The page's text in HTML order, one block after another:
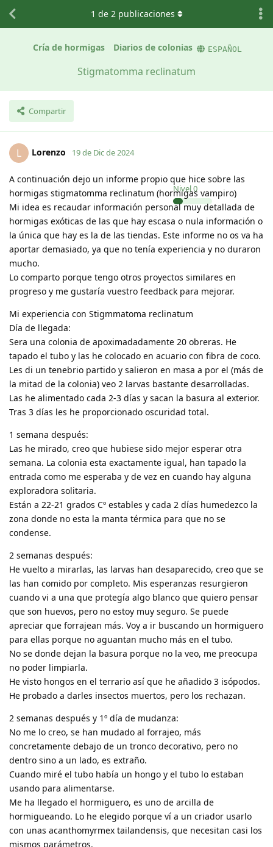
Cría de hormigas Diarios de colonias ESPAÑOL
Stigmatomma reclinatum
Compartir
1 de 2publicaciones
L Lorenzo
Nivel0
19 de Dic de 2024
A continuación dejo un informe propio que hice sobre las
hormigas stigmatomma reclinatum (hormigas vampiro)
Mi idea es recaudar información personal muy detallada de
hormigas exóticas de las que hay escasa o nula información o
la única que hay es la de las tiendas. Este informe no os va ha
aportar demasiado, ya que no tenía experiencia y no duraron
mucho.
Lo comparto porque tengo otros proyectos similares en
progreso y me gustaría vuestro feedback para mejorar.
Mi experiencia con Stigmmatoma reclinatum
Día de llegada:
Sera una colonia de apoximadadamente 20 obreras. He
tapado el tubo y las he colocado en acuario con fibra de coco.
Les di un tenebrio partido y salieron en masa a por el (más de
la mitad de la colonia) veo 2 larvas bastante desarrolladas.
Las he alimentado cada 2-3 días y sacan la basura al exterior.
Tras 3 días les he proporcionado oscuridad total.
1 semana después:
Las he mirado, creo que hubiese sido mejor esperar otra
semana. La colonia esta exactamente igual, han tapado la
entrada como me esperaba y de vez en cuando hay alguna
exploradora solitaria.
Están a 22-21 grados Cº estables y cada 2 días humedezco la
zona donde no esta la manta térmica para que no se
condense.
2 semanas después:
He vuelto a mirarlas, las larvas han desaparecido, creo que se
las han comido por completo. Mis esperanzas resurgieron
cuando vi a una que protegía algo blanco que quiero pensar
que son huevos, pero no estoy muy seguro. Se puede
apreciar que forrajean más. Voy a ir buscando un hormiguero
para ellas porque no aguantan mucho más en el tubo.
No se donde dejan la basura porque no la veo, me preocupa
no poder limpiarla.
He visto hongos en el terrario así que he añadido 3 isópodos.
He probado a darles insectos muertos, pero los rechazan.
2 semanas después y 1º día de mudanza:
No me lo creo, se han mudado al forrajeo, más
concretamente debajo de un tronco decorativo, pero no
dentro sino a un lado, es extraño.
Cuando miré el tubo había un hongo y el tubo lo estaban
usando para alimentarse.
Me ha llegado el hormiguero, es uno de arcilla de
hormigueando. Lo he elegido porque ví a un criador usarlo
con unas acanthomyrmex tailandensis, que necesitan casi los
mismos parámetros.